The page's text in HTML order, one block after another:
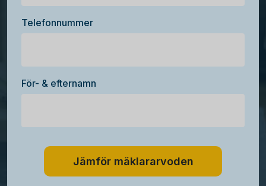
Telefonnummer
För- & efternamn
Jämför mäklararvoden